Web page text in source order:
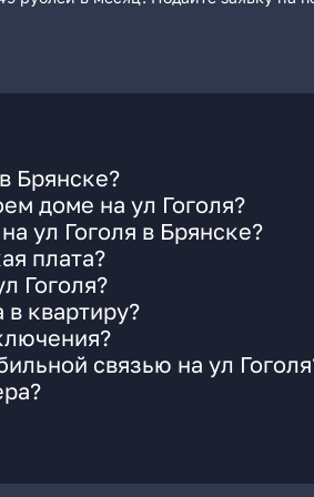
Брянске?
доме на ул Гоголя?
ул Гоголя в Брянске?
плата?
Гоголя?
квартиру?
связью на ул